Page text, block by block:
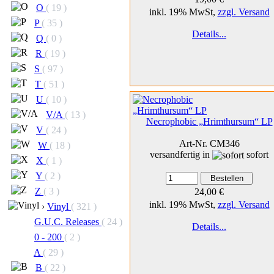
O ( 19 )
P ( 35 )
Q ( 0 )
R ( 19 )
S ( 97 )
T ( 51 )
U ( 10 )
V/A ( 13 )
V ( 24 )
W ( 18 )
X ( 1 )
Y ( 2 )
Z ( 3 )
› Vinyl ( 321 )
G.U.C. Releases ( 24 )
0 - 200 ( 2 )
A ( 29 )
B ( 22 )
inkl. 19% MwSt, zzgl. Versand
Details...
Necrophobic „Hrimthursum“ LP
Art-Nr. CM346
versandfertig in
sofort
24,00 €
inkl. 19% MwSt, zzgl. Versand
Details...